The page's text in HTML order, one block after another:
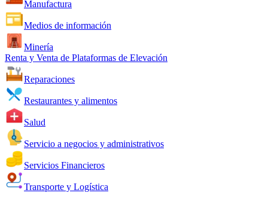
Manufactura
Medios de información
Minería
Renta y Venta de Plataformas de Elevación
Reparaciones
Restaurantes y alimentos
Salud
Servicio a negocios y administrativos
Servicios Financieros
Transporte y Logística